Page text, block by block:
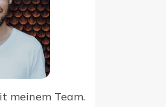
meinem Team.